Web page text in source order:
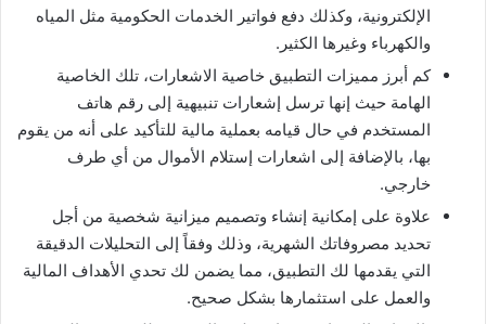
الإلكترونية، وكذلك دفع فواتير الخدمات الحكومية مثل المياه
والكهرباء وغيرها الكثير.
كم أبرز مميزات التطبيق خاصية الاشعارات، تلك الخاصية
الهامة حيث إنها ترسل إشعارات تنبيهية إلى رقم هاتف
المستخدم في حال قيامه بعملية مالية للتأكيد على أنه من يقوم
بها، بالإضافة إلى اشعارات إستلام الأموال من أي طرف
خارجي.
علاوة على إمكانية إنشاء وتصميم ميزانية شخصية من أجل
تحديد مصروفاتك الشهرية، وذلك وفقاً إلى التحليلات الدقيقة
التي يقدمها لك التطبيق، مما يضمن لك تحدي الأهداف المالية
والعمل على استثمارها بشكل صحيح.